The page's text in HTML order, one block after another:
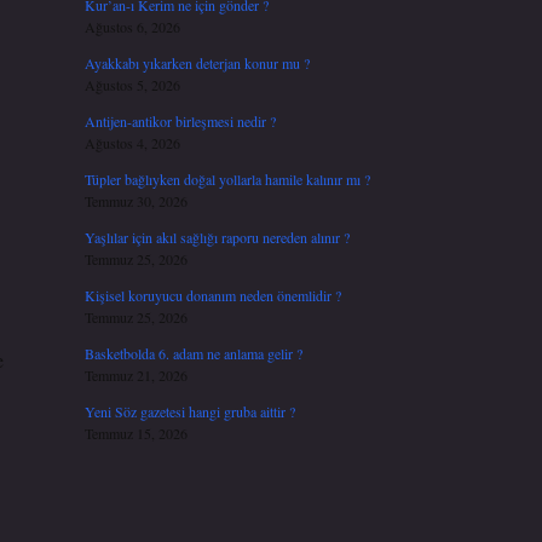
Kur’an-ı Kerim ne için gönder ?
Ağustos 6, 2026
Ayakkabı yıkarken deterjan konur mu ?
Ağustos 5, 2026
Antijen-antikor birleşmesi nedir ?
Ağustos 4, 2026
Tüpler bağlıyken doğal yollarla hamile kalınır mı ?
Temmuz 30, 2026
Yaşlılar için akıl sağlığı raporu nereden alınır ?
Temmuz 25, 2026
Kişisel koruyucu donanım neden önemlidir ?
Temmuz 25, 2026
Basketbolda 6. adam ne anlama gelir ?
Temmuz 21, 2026
Yeni Söz gazetesi hangi gruba aittir ?
Temmuz 15, 2026